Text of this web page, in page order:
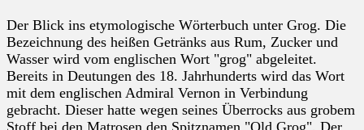
Der Blick ins etymologische Wörterbuch unter Grog. Die
Bezeichnung des heißen Getränks aus Rum, Zucker und
Wasser wird vom englischen Wort "grog" abgeleitet.
Bereits in Deutungen des 18. Jahrhunderts wird das Wort
mit dem englischen Admiral Vernon in Verbindung
gebracht. Dieser hatte wegen seines Überrocks aus grobem
Stoff bei den Matrosen den Spitznamen "Old Grog". Der